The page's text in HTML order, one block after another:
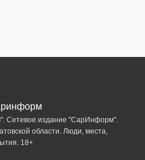
Сетевое издание "СарИнформ".
области. Люди, места,
18+